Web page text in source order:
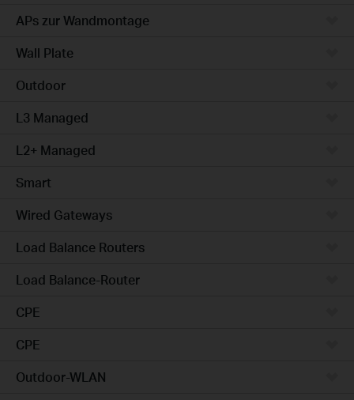
APs zur Wandmontage
Wall Plate
Outdoor
L3 Managed
L2+ Managed
Smart
Wired Gateways
Load Balance Routers
Load Balance-Router
CPE
CPE
Outdoor-WLAN